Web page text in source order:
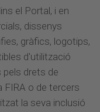
el Portal, i en
dissenys
gràfics, logotips,
d'utilització
drets de
FIRA o de tercers
la seva inclusió